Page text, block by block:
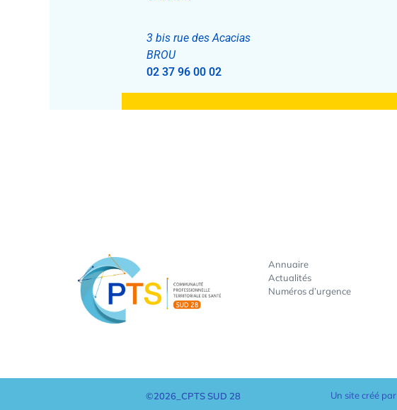
3 bis rue des Acacias
BROU
02 37 96 00 02
Annuaire
Actualités
Numéros d’urgence
©2026_CPTS SUD 28 Un site créé par